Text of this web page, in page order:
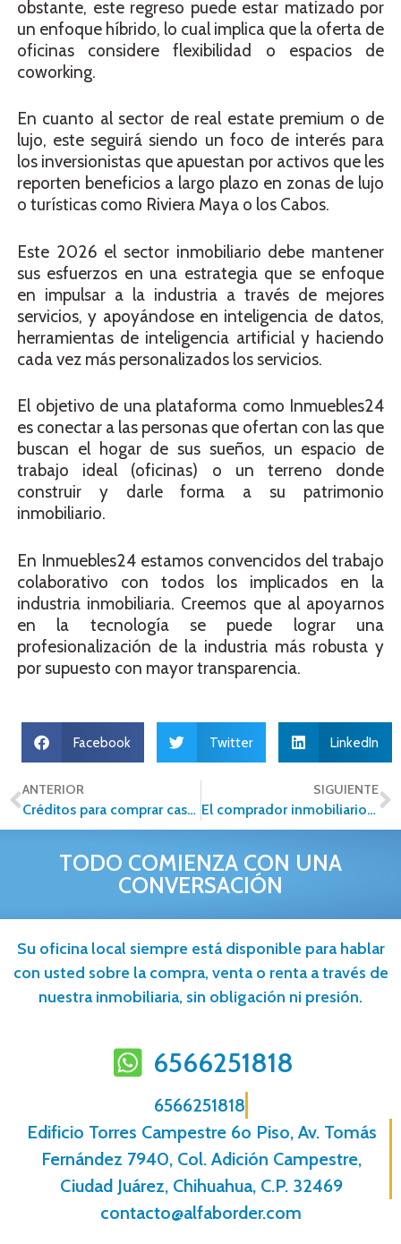
obstante, este regreso puede estar matizado por
un enfoque híbrido, lo cual implica que la oferta de
oficinas considere flexibilidad o espacios de
coworking.
En cuanto al sector de real estate premium o de
lujo, este seguirá siendo un foco de interés para
los inversionistas que apuestan por activos que les
reporten beneficios a largo plazo en zonas de lujo
o turísticas como Riviera Maya o los Cabos.
Este 2026 el sector inmobiliario debe mantener
sus esfuerzos en una estrategia que se enfoque
en impulsar a la industria a través de mejores
servicios, y apoyándose en inteligencia de datos,
herramientas de inteligencia artificial y haciendo
cada vez más personalizados los servicios.
El objetivo de una plataforma como Inmuebles24
es conectar a las personas que ofertan con las que
buscan el hogar de sus sueños, un espacio de
trabajo ideal (oficinas) o un terreno donde
construir y darle forma a su patrimonio
inmobiliario.
En Inmuebles24 estamos convencidos del trabajo
colaborativo con todos los implicados en la
industria inmobiliaria. Creemos que al apoyarnos
en la tecnología se puede lograr una
profesionalización de la industria más robusta y
por supuesto con mayor transparencia.
Facebook Twitter LinkedIn
ANTERIOR
Créditos para comprar casa: Opciones, requisitos y comparativa
SIGUIENTE
El comprador inmobiliario digital en Cancún: claves para competir en 2026
TODO COMIENZA CON UNA
CONVERSACIÓN
Su oficina local siempre está disponible para hablar
con usted sobre la compra, venta o renta a través de
nuestra inmobiliaria, sin obligación ni presión.
6566251818
6566251818
Edificio Torres Campestre 6o Piso, Av. Tomás
Fernández 7940, Col. Adición Campestre,
Ciudad Juárez, Chihuahua, C.P. 32469
contacto@alfaborder.com